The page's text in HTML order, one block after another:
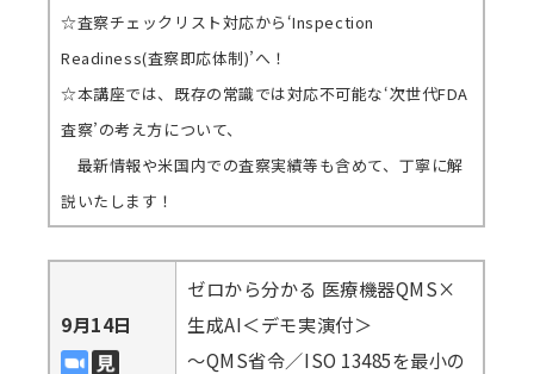
☆査察チェックリスト対応から‘Inspection
Readiness(査察即応体制)’へ！
☆本講座では、既存の常識では対応不可能な‘次世代FDA
査察’の考え方について、
最新情報や米国内での査察実績等も含めて、丁寧に解
説いたします！
9月14日
ゼロから分かる 医療機器QMS×
生成AI＜デモ実演付＞
～QMS省令／ISO 13485を最小の